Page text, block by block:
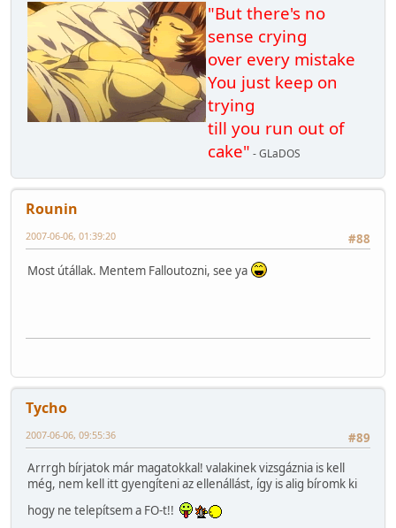
"But there's no
sense crying
over every mistake
You just keep on
trying
till you run out of
cake" - GLaDOS
Rounin
#88
2007-06-06, 01:39:20
Most útállak. Mentem Falloutozni, see ya
Tycho
#89
2007-06-06, 09:55:36
Arrrgh bírjatok már magatokkal! valakinek vizsgáznia is kell
még, nem kell itt gyengíteni az ellenállást, így is alig bíromk ki
hogy ne telepítsem a FO-t!!